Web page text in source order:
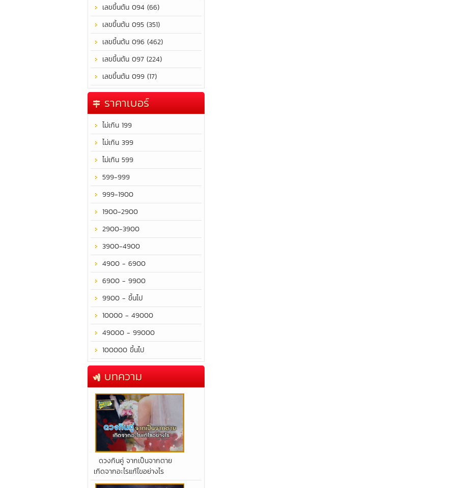
เลขขึ้นต้น 094 (66)
เลขขึ้นต้น 095 (351)
เลขขึ้นต้น 096 (462)
เลขขึ้นต้น 097 (224)
เลขขึ้นต้น 099 (17)
ราคาเบอร์
ไม่เกิน 199
ไม่เกิน 399
ไม่เกิน 599
599-999
999-1900
1900-2900
2900-3900
3900-4900
4900 - 6900
6900 - 9900
9900 - ขึ้นไป
10000 - 49000
49000 - 99000
100000 ขึ้นไป
บทความ
​ดวงกินคู่ จากเป็นจากตาย
เกิดจากอะไรแก้ไขอย่างไร